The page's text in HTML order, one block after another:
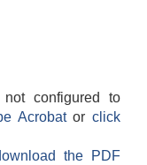
configured to
Acrobatorclick
the PDF